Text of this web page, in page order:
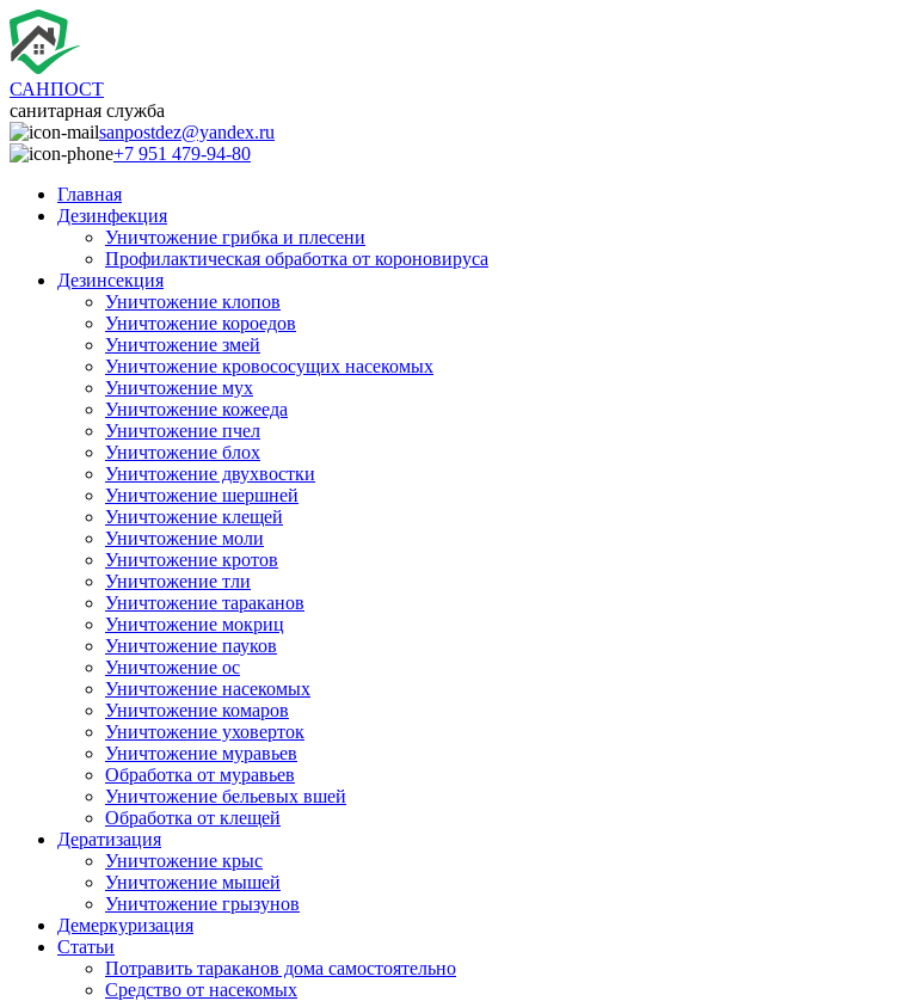
САНПОСТ
санитарная служба
sanpostdez@yandex.ru
+7 951 479-94-80
Главная
Дезинфекция
Уничтожение грибка и плесени
Профилактическая обработка от короновируса
Дезинсекция
Уничтожение клопов
Уничтожение короедов
Уничтожение змей
Уничтожение кровососущих насекомых
Уничтожение мух
Уничтожение кожееда
Уничтожение пчел
Уничтожение блох
Уничтожение двухвостки
Уничтожение шершней
Уничтожение клещей
Уничтожение моли
Уничтожение кротов
Уничтожение тли
Уничтожение тараканов
Уничтожение мокриц
Уничтожение пауков
Уничтожение ос
Уничтожение насекомых
Уничтожение комаров
Уничтожение уховерток
Уничтожение муравьев
Обработка от муравьев
Уничтожение бельевых вшей
Обработка от клещей
Дератизация
Уничтожение крыс
Уничтожение мышей
Уничтожение грызунов
Демеркуризация
Статьи
Потравить тараканов дома самостоятельно
Средство от насекомых